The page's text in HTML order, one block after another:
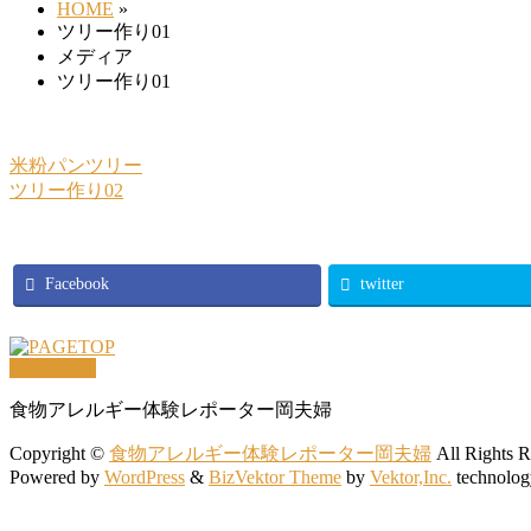
HOME »
ツリー作り01
メディア
ツリー作り01
米粉パンツリー
ツリー作り02
Facebook twitter
食物アレルギー体験レポーター岡夫婦
Copyright © 食物アレルギー体験レポーター岡夫婦 All Rights
Powered by WordPress & BizVektor Theme by Vektor,Inc.